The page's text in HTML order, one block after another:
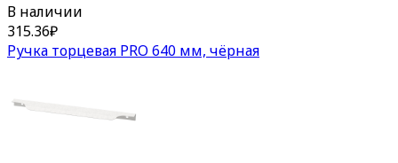
В наличии
315.36₽
Ручка торцевая PRO 640 мм, чёрная